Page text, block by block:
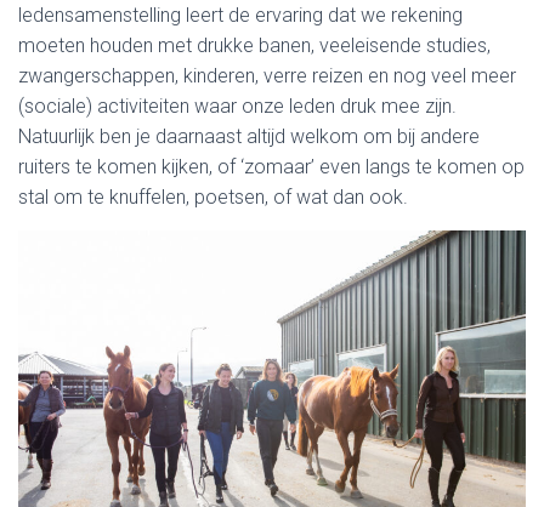
ledensamenstelling leert de ervaring dat we rekening
moeten houden met drukke banen, veeleisende studies,
zwangerschappen, kinderen, verre reizen en nog veel meer
(sociale) activiteiten waar onze leden druk mee zijn.
Natuurlijk ben je daarnaast altijd welkom om bij andere
ruiters te komen kijken, of ‘zomaar’ even langs te komen op
stal om te knuffelen, poetsen, of wat dan ook.